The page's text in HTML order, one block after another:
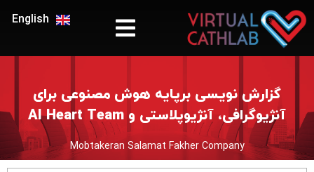
English
گزارش نویسی برپایه هوش مصنوعی برای
آنژیوگرافی، آنژیوپلاستی و AI Heart Team
Mobtakeran Salamat Fakher Company